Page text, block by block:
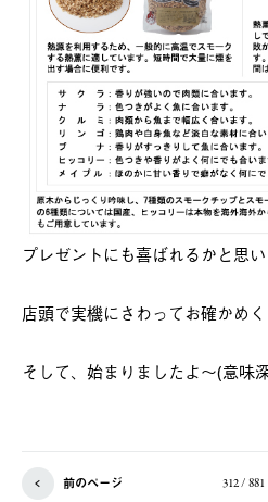
プレゼントにも喜ばれるかと思い
店頭で実機にさわってお確かめ
そして、始まりましたよ～(意味
前のページ 312 / 881